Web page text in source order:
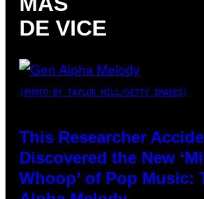
DE VICE
(PHOTO BY TAYLOR HILL/GETTY IMAGES)
This Researcher
Discovered the New
Whoop’ of Pop Music: